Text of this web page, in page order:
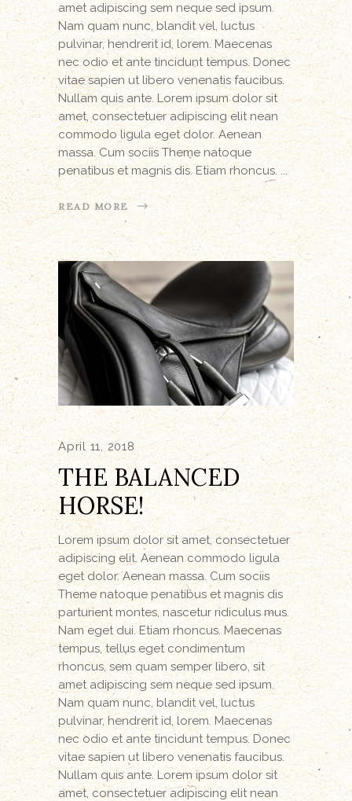
amet adipiscing sem neque sed ipsum.
Nam quam nunc, blandit vel, luctus
pulvinar, hendrerit id, lorem. Maecenas
nec odio et ante tincidunt tempus. Donec
vitae sapien ut libero venenatis faucibus.
Nullam quis ante. Lorem ipsum dolor sit
amet, consectetuer adipiscing elit nean
commodo ligula eget dolor. Aenean
massa. Cum sociis Theme natoque
penatibus et magnis dis. Etiam rhoncus.
READ MORE
April 11, 2018
THE BALANCED
HORSE!
Lorem ipsum dolor sit amet, consectetuer
adipiscing elit. Aenean commodo ligula
eget dolor. Aenean massa. Cum sociis
Theme natoque penatibus et magnis dis
parturient montes, nascetur ridiculus mus.
Nam eget dui. Etiam rhoncus. Maecenas
tempus, tellus eget condimentum
rhoncus, sem quam semper libero, sit
amet adipiscing sem neque sed ipsum.
Nam quam nunc, blandit vel, luctus
pulvinar, hendrerit id, lorem. Maecenas
nec odio et ante tincidunt tempus. Donec
vitae sapien ut libero venenatis faucibus.
Nullam quis ante. Lorem ipsum dolor sit
amet, consectetuer adipiscing elit nean